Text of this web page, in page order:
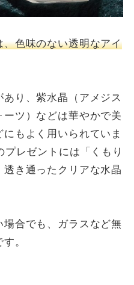
色味のない透明なアイ
り、紫水晶（アメジス
ーツ）などは華やかで美
もよく用いられていま
レゼントには「くもり
き通ったクリアな水晶
場合でも、ガラスなど無
。